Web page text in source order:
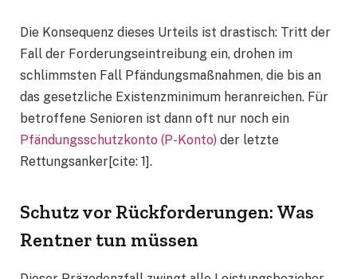
Die Konsequenz dieses Urteils ist drastisch: Tritt der
Fall der Forderungseintreibung ein, drohen im
schlimmsten Fall Pfändungsmaßnahmen, die bis an
das gesetzliche Existenzminimum heranreichen. Für
betroffene Senioren ist dann oft nur noch ein
Pfändungsschutzkonto (P-Konto) der letzte
Rettungsanker[cite: 1].
Schutz vor Rückforderungen: Was
Rentner tun müssen